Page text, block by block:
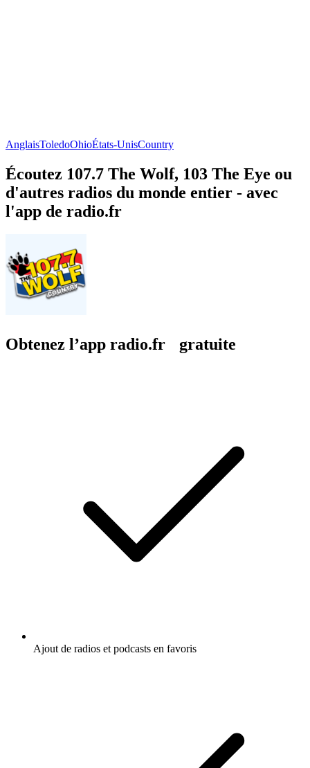
AnglaisToledoOhioÉtats-UnisCountry
Écoutez 107.7 The Wolf, 103 The Eye ou
d'autres radios du monde entier - avec
l'app de radio.fr
Obtenez l’app radio.fr gratuite
Ajout de radios et podcasts en favoris